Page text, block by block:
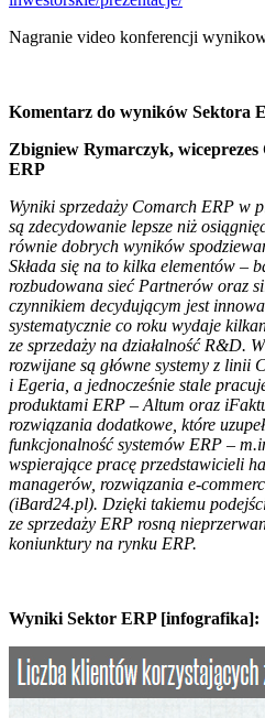
Nagranie video konferencji
Komentarz do wyników Sektora
Zbigniew Rymarczyk,
ERP
Wyniki sprzedaży Comarch ERP w
są zdecydowanie lepsze niż
równie dobrych wyników
Składa się na to kilka elementów –
rozbudowana sieć Partnerów oraz
czynnikiem decydującym jest
systematycznie co roku wydaje
ze sprzedaży na działalność R&D.
rozwijane są główne systemy z linii
i Egeria, a jednocześnie stale
produktami ERP – Altum oraz
rozwiązania dodatkowe, które
funkcjonalność systemów ERP –
wspierające pracę przedstawicieli
managerów, rozwiązania e-
(iBard24.pl). Dzięki takiemu
ze sprzedaży ERP rosną
koniunktury na rynku ERP.
Wyniki Sektor ERP [infografika]: